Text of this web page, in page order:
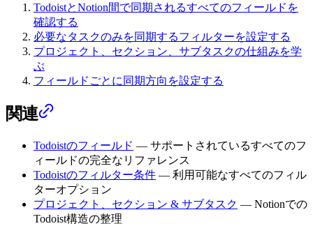
TodoistとNotion間で同期されるすべてのフィールドを
確認する
必要なタスクのみを同期するフィルターを設定する
プロジェクト、セクション、サブタスクの仕組みを学
ぶ
フィールドごとに同期方向を設定する
関連
Todoistのフィールド — サポートされているすべてのフ
ィールドの完全なリファレンス
Todoistのフィルター条件 — 利用可能なすべてのフィル
ターオプション
プロジェクト、セクション & サブタスク — Notionでの
Todoist構造の整理